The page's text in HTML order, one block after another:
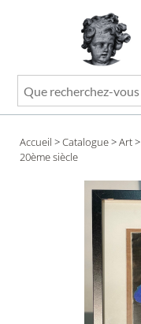
Que
recherchez-
?
Accueil >Catalogue>Art>
20ème siècle